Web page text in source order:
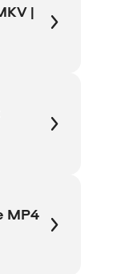
|
MP4